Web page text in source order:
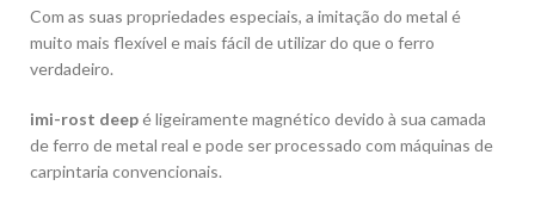
Com as suas propriedades especiais, a imitação do metal é
muito mais flexível e mais fácil de utilizar do que o ferro
verdadeiro.
imi-rost deepé ligeiramente magnético devido à sua camada
de ferro de metal real e pode ser processado com máquinas de
carpintaria convencionais.